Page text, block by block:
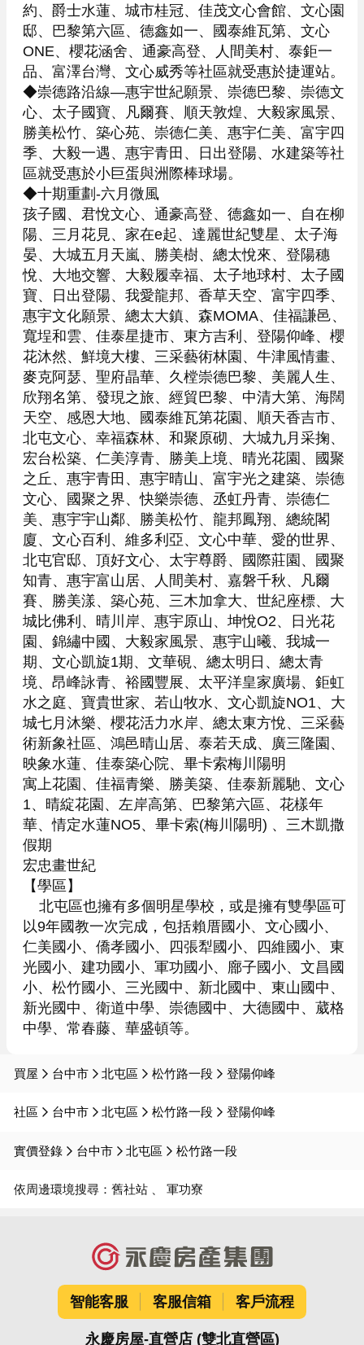
約、爵士水蓮、城市桂冠、佳茂文心會館、文心園
邸、巴黎第六區、德鑫如一、國泰維瓦第、文心
ONE、櫻花涵舍、通豪高登、人間美村、泰鉅一
品、富澤台灣、文心威秀等社區就受惠於捷運站。
◆崇德路沿線—惠宇世紀願景、崇德巴黎、崇德文
心、太子國寶、凡爾賽、順天敦煌、大毅家風景、
勝美松竹、築心苑、崇德仁美、惠宇仁美、富宇四
季、大毅一遇、惠宇青田、日出登陽、水建築等社
區就受惠於小巨蛋與洲際棒球場。
◆十期重劃-六月微風
孩子國、君悅文心、通豪高登、德鑫如一、自在柳
陽、三月花見、家在e起、達麗世紀雙星、太子海
晏、大城五月天嵐、勝美樹、總太悅來、登陽穗
悅、大地交響、大毅履幸福、太子地球村、太子國
寶、日出登陽、我愛龍邦、香草天空、富宇四季、
惠宇文化願景、總太大鎮、森MOMA、佳福謙邑、
寬埕和雲、佳泰星捷市、東方吉利、登陽仰峰、櫻
花沐然、鮮境大樓、三采藝術林園、牛津風情畫、
麥克阿瑟、聖府晶華、久樘崇德巴黎、美麗人生、
欣翔名第、發現之旅、經貿巴黎、中清大第、海闊
天空、感恩大地、國泰維瓦第花園、順天香吉市、
北屯文心、幸福森林、和聚原砌、大城九月采掬、
宏台松築、仁美淳青、勝美上境、晴光花園、國聚
之丘、惠宇青田、惠宇晴山、富宇光之建築、崇德
文心、國聚之界、快樂崇德、丞虹丹青、崇德仁
美、惠宇宇山鄰、勝美松竹、龍邦鳳翔、總統閣
廈、文心百利、維多利亞、文心中華、愛的世界、
北屯官邸、頂好文心、太宇尊爵、國際莊園、國聚
知青、惠宇富山居、人間美村、嘉磐千秋、凡爾
賽、勝美漾、築心苑、三木加拿大、世紀座標、大
城比佛利、晴川岸、惠宇原山、坤悅O2、日光花
園、錦繡中國、大毅家風景、惠宇山曦、我城一
期、文心凱旋1期、文華硯、總太明日、總太青
境、昂峰詠青、裕國豐展、太平洋皇家廣場、鉅虹
水之庭、寶貴世家、若山牧水、文心凱旋NO1、大
城七月沐樂、櫻花活力水岸、總太東方悅、三采藝
術新象社區、鴻邑晴山居、泰若天成、廣三隆園、
映象水蓮、佳泰築心院、畢卡索梅川陽明
寓上花園、佳福青樂、勝美築、佳泰新麗馳、文心
1、晴綻花園、左岸高第、巴黎第六區、花樣年
華、情定水蓮NO5、畢卡索(梅川陽明) 、三木凱撒
假期
宏忠畫世紀
【學區】
北屯區也擁有多個明星學校，或是擁有雙學區可
以9年國教一次完成，包括賴厝國小、文心國小、
仁美國小、僑孝國小、四張犁國小、四維國小、東
光國小、建功國小、軍功國小、廍子國小、文昌國
小、松竹國小、三光國中、新北國中、東山國中、
新光國中、衛道中學、崇德國中、大德國中、葳格
中學、常春藤、華盛頓等。
買屋 台中市 北屯區 松竹路一段 登陽仰峰
社區 台中市 北屯區 松竹路一段 登陽仰峰
實價登錄 台中市 北屯區 松竹路一段
依周邊環境搜尋： 舊社站 軍功寮
智能客服 客服信箱 客戶流程
永慶房屋-直營店 (雙北直營區)